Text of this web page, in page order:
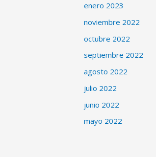
enero 2023
noviembre 2022
octubre 2022
septiembre 2022
agosto 2022
julio 2022
junio 2022
mayo 2022